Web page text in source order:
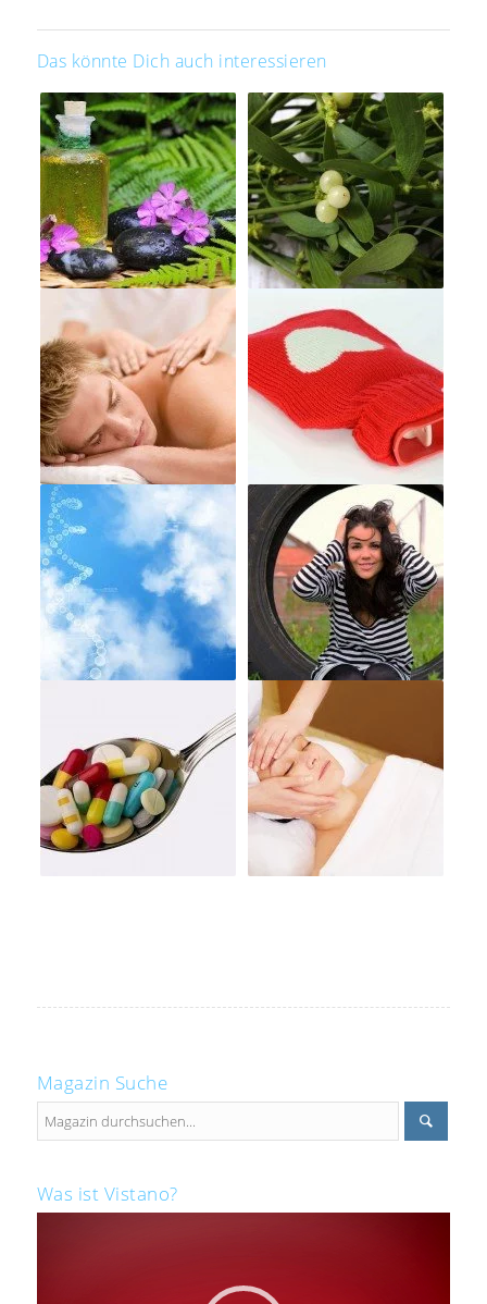
Das könnte Dich auch interessieren
Magazin Suche
Was ist Vistano?